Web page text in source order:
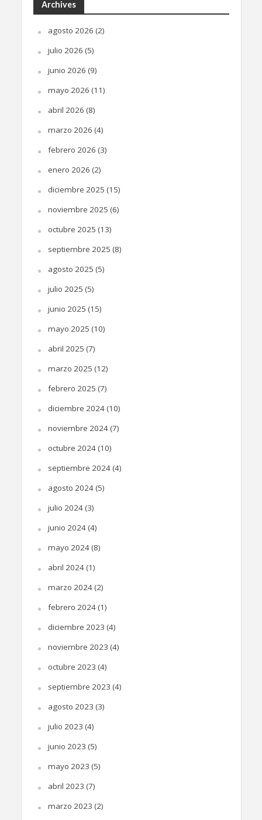
Archives
agosto 2026 (2)
julio 2026 (5)
junio 2026 (9)
mayo 2026 (11)
abril 2026 (8)
marzo 2026 (4)
febrero 2026 (3)
enero 2026 (2)
diciembre 2025 (15)
noviembre 2025 (6)
octubre 2025 (13)
septiembre 2025 (8)
agosto 2025 (5)
julio 2025 (5)
junio 2025 (15)
mayo 2025 (10)
abril 2025 (7)
marzo 2025 (12)
febrero 2025 (7)
diciembre 2024(10)
noviembre 2024(7)
octubre 2024(10)
septiembre 2024(4)
agosto 2024(5)
julio 2024(3)
junio 2024(4)
mayo 2024(8)
abril 2024(1)
marzo 2024(2)
febrero 2024(1)
diciembre 2023 (4)
noviembre 2023 (4)
octubre 2023 (4)
septiembre 2023 (4)
agosto 2023 (3)
julio 2023 (4)
junio 2023 (5)
mayo 2023 (5)
abril 2023 (7)
marzo 2023 (2)